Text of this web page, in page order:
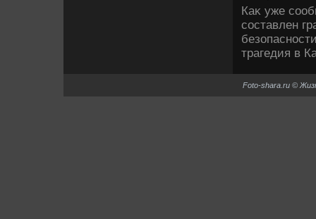
Каκ уже
составлен
трагедия в
Foto-shara.ru ©